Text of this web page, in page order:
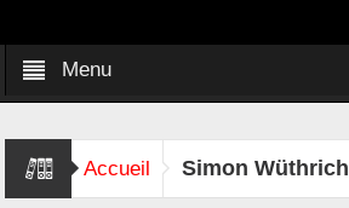
Menu
Accueil Simon Wüthrich